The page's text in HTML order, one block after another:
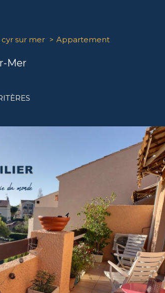
cyr sur mer Appartement
Mer